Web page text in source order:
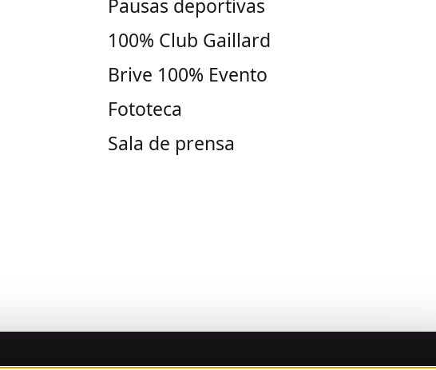
Pausas deportivas
100% Club Gaillard
Brive 100% Evento
Fototeca
Sala de prensa